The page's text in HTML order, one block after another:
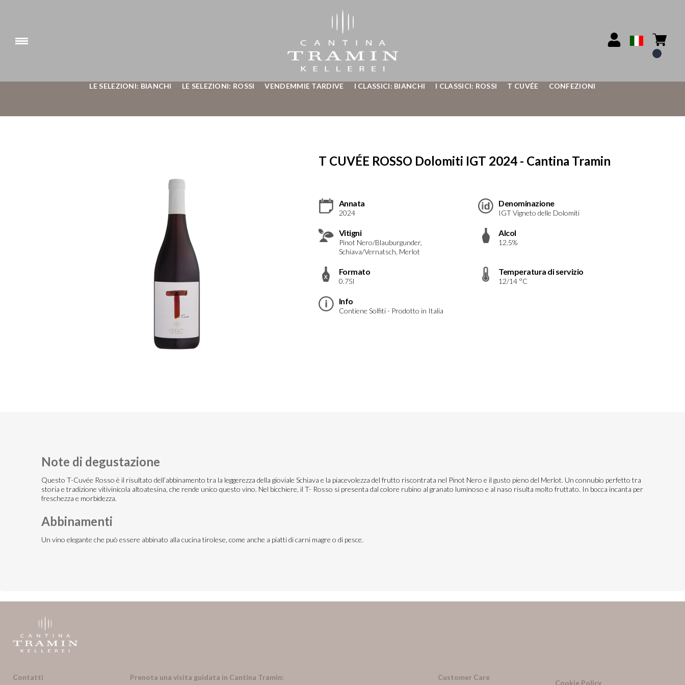
LE SELEZIONI: BIANCHI LE SELEZIONI: ROSSI VENDEMMIE TARDIVE I CLASSICI: BIANCHI I CLASSICI: ROSSI T CUVÉE CONFEZIONI
T CUVÉE ROSSO Dolomiti IGT 2024 - Cantina Tramin
Annata
2024
Denominazione
IGT Vigneto delle Dolomiti
Vitigni
Pinot Nero/Blauburgunder,
Schiava/Vernatsch, Merlot
Alcol
12.5%
Formato
0.75l
Temperatura di servizio
12/14 °C
Info
Contiene Solfiti - Prodotto in Italia
Note di degustazione
Questo T-Cuvée Rosso è il risultato dell’abbinamento tra la leggerezza della gioviale Schiava e la piacevolezza del frutto riscontrata nel Pinot Nero e il gusto pieno del Merlot. Un connubio perfetto tra
storia e tradizione vitivinicola altoatesina, che rende unico questo vino. Nel bicchiere, il T- Rosso si presenta dal colore rubino al granato luminoso e al naso risulta molto fruttato. In bocca incanta per
freschezza e morbidezza.
Abbinamenti
Un vino elegante che può essere abbinato alla cucina tirolese, come anche a piatti di carni magre o di pesce.
Contatti Prenota una visita guidata in Cantina Tramin: Customer Care
Cookie Policy